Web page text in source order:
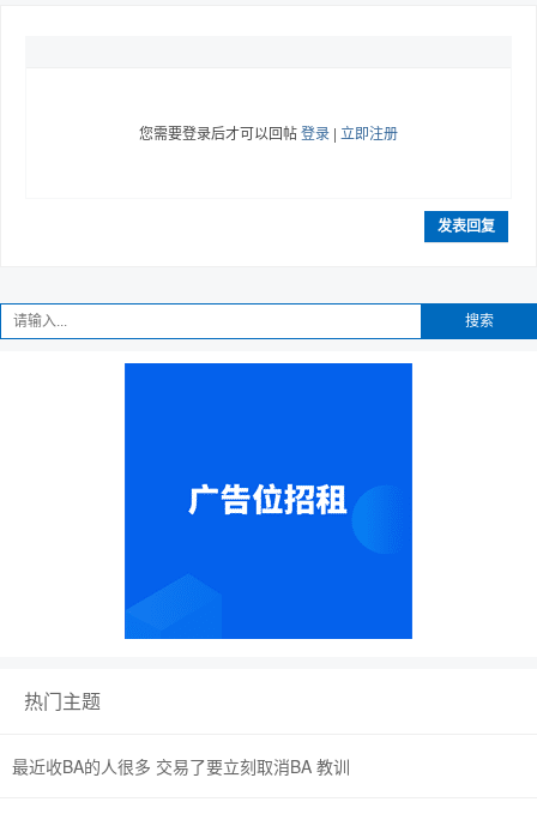
您需要登录后才可以回帖登录 | 立即注册
发表回复
搜索
热门主题
最近收BA的人很多 交易了要立刻取消BA 教训